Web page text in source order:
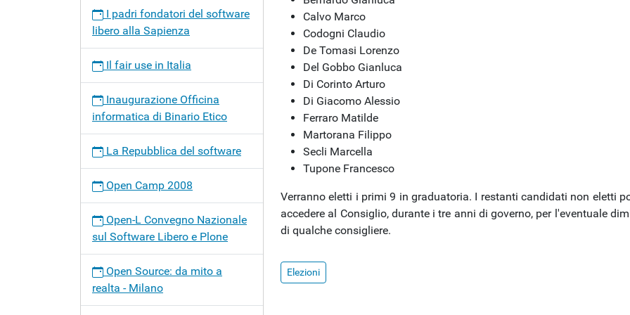
Free
Hardware
Foundation
Calvo Marco
Codogni Claudio
De Tomasi Lorenzo
Del Gobbo Gianluca
Di Corinto Arturo
Di Giacomo Alessio
Ferraro Matilde
Martorana Filippo
Secli Marcella
Tupone Francesco
Verranno eletti i primi 9 in graduatoria. I restanti candidati non eletti
accedere al Consiglio, durante i tre anni di governo, per l'eventuale
di qualche consigliere.
Elezioni
I padri fondatori del software
libero alla Sapienza
Il fair use in Italia
Inaugurazione Officina
informatica di Binario Etico
La Repubblica del software
Open Camp 2008
Open-L Convegno Nazionale
sul Software Libero e Plone
Open Source: da mito a
realta - Milano